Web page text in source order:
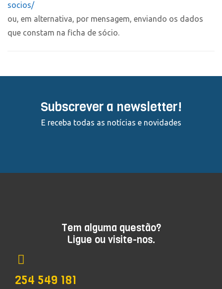
socios/
ou, em alternativa, por mensagem, enviando os dados
que constam na ficha de sócio.
Subscrever a newsletter!
E receba todas as notícias e novidades
Tem alguma questão?
Ligue ou visite-nos.
254 549 181